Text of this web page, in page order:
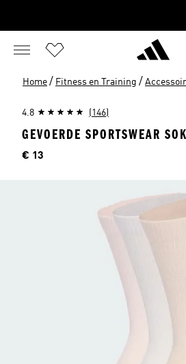
Home / Fitness en Training /
4.8 (146)
GEVOERDE SPORTSWEAR
Prijs
€ 13